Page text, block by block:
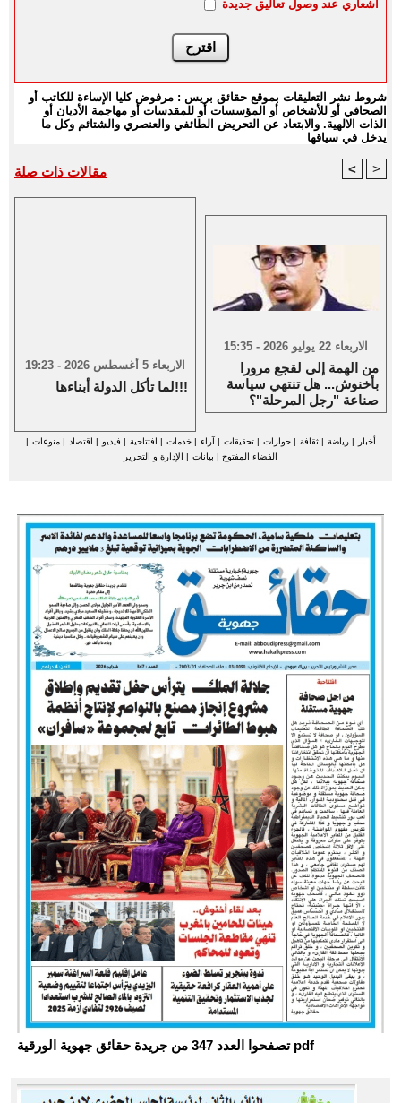
تصفحوا العدد 347 من جريدة حقائق جهوية الورقية pdf
اشعاري عند وصول تعاليق جديدة
شروط نشر التعليقات بموقع حقائق بريس : مرفوض كليا الإساءة للكاتب أو
الصحافي أو للأشخاص أو المؤسسات أو للمقدسات أو مهاجمة الأديان أو
الذات الالهية. والابتعاد عن التحريض الطائفي والعنصري والشتائم وكل ما
يدخل في سياقها
مقالات ذات صلة < >
الاربعاء 5 أغسطس 2026 - 19:23
لما تأكل الدولة أبناءها!!!
الاربعاء 22 يوليو 2026 - 15:35
من الهمة إلى لقجع مرورا
بأخنوش... هل تنتهي سياسة
صناعة "رجل المرحلة"؟
أخبار |رياضة |ثقافة |حوارات |تحقيقات | آراء |خدمات | افتتاحية | فيديو | اقتصاد |منوعات |
الفضاء المفتوح | بيانات | الإدارة و التحرير